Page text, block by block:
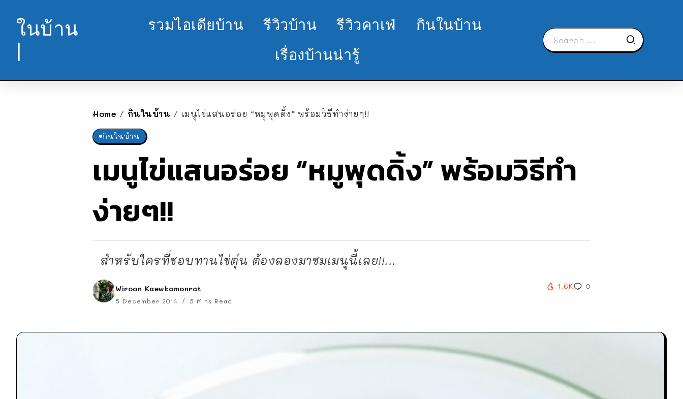
ในบ้าน
|
รวมไอเดียบ้าน รีวิวบ้าน รีวิวคาเฟ่
กินในบ้าน
เรื่องบ้านน่ารู้
Home / กินในบ้าน / เมนูไข่แสนอร่อย “หมูพุดดิ้ง” พร้อมวิธีทำง่ายๆ!!
กินในบ้าน
เมนูไข่แสนอร่อย “หมูพุดดิ้ง” พร้อมวิธีทำ
ง่ายๆ!!
สำหรับใครที่ชอบทานไข่ตุ๋น ต้องลองมาชมเมนูนี้เลย!!...
Wiroon Kaewkamonrat
5 December 2014 5 Mins Read
1.6K 0